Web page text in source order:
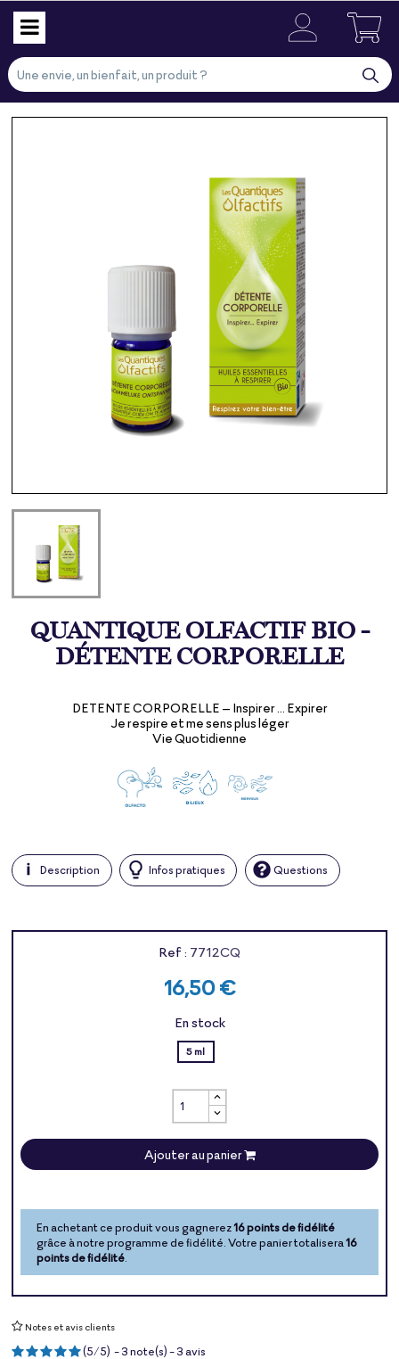
QUANTIQUE OLFACTIF BIO -
DÉTENTE CORPORELLE
DETENTE CORPORELLE – Inspirer … Expirer
Je respire et me sens plus léger
Vie Quotidienne
Description Infos pratiques Questions
Ref : 7712CQ
16,50 €
En stock
5 ml
Ajouter au panier
En achetant ce produit vous gagnerez16 points de fidélité
grâce à notre programme de fidélité. Votre panier totalisera16
points de fidélité
Notes et avis clients
(5/5) -3note(s) -3 avis